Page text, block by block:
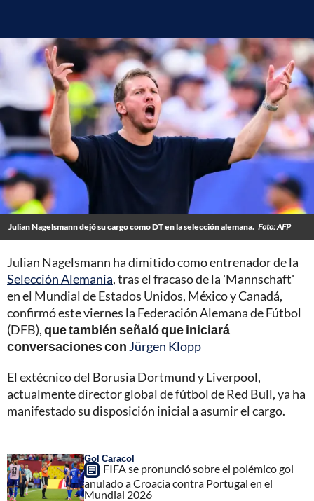
Julian Nagelsmann dejó su cargo como DT en la selección alemana. Foto: AFP
Julian Nagelsmann ha dimitido como entrenador de la
Selección Alemania, tras el fracaso de la 'Mannschaft'
en el Mundial de Estados Unidos, México y Canadá,
confirmó este viernes la Federación Alemana de Fútbol
(DFB),que también señaló que iniciará
conversaciones con Jürgen Klopp
El extécnico del Borusia Dortmund y Liverpool,
actualmente director global de fútbol de Red Bull, ya ha
manifestado su disposición inicial a asumir el cargo.
Gol Caracol
FIFA se pronunció sobre el polémico gol
anulado a Croacia contra Portugal en el
Mundial 2026